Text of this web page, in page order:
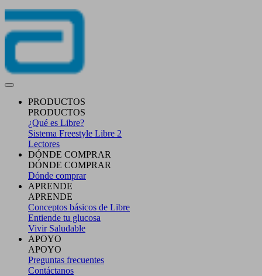
PRODUCTOS
PRODUCTOS
¿Qué es Libre?
Sistema Freestyle Libre 2
Lectores
DÓNDE COMPRAR
DÓNDE COMPRAR
Dónde comprar
APRENDE
APRENDE
Conceptos básicos de Libre
Entiende tu glucosa
Vivir Saludable
APOYO
APOYO
Preguntas frecuentes
Contáctanos